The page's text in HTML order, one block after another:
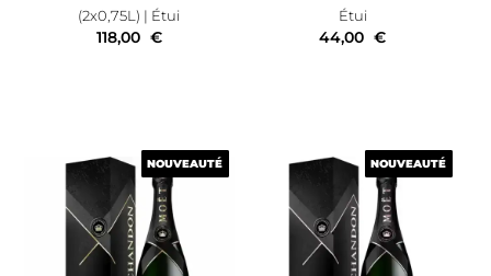
(2x0,75L) | Étui
118,00 €
Étui
44,00 €
NOUVEAUTÉ
NOUVEAUTÉ NOUVEAUTÉ
NOUVEAUTÉ